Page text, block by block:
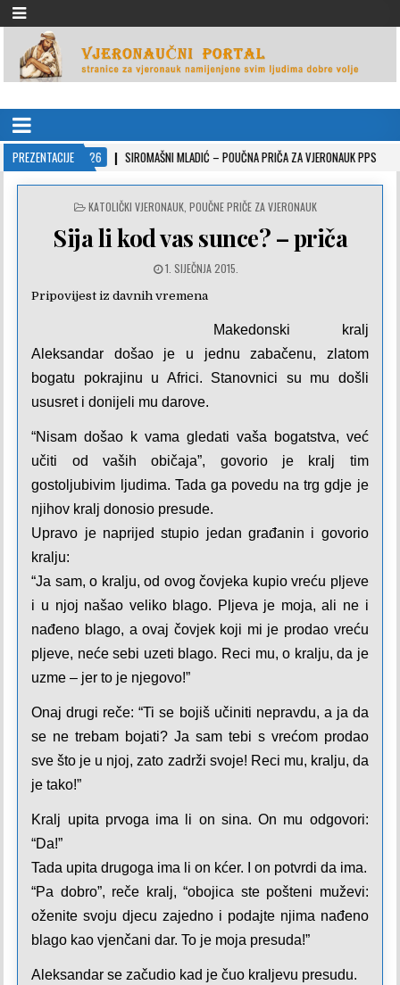
VJERONAUČNI PORTAL
PREZENTACIJE
10-26 SIROMAŠNI MLADIĆ – POUČNA PRIČA ZA VJERONAUK PPS
POSTED
KATOLIČKI VJERONAUK POUČNE PRIČE ZA VJERONAUK
Sija li kod vas sunce? – priča
1. SIJEČNJA 2015.
Pripovijest iz davnih vremena
Makedonski kralj
Aleksandar došao je u jednu zabačenu, zlatom
bogatu pokrajinu u Africi. Stanovnici su mu došli
ususret i donijeli mu darove.
“Nisam došao k vama gledati vaša bogatstva, već
učiti od vaših običaja”, govorio je kralj tim
gostoljubivim ljudima. Tada ga povedu na trg gdje je
njihov kralj donosio presude.
Upravo je naprijed stupio jedan građanin i govorio
kralju:
“Ja sam, o kralju, od ovog čovjeka kupio vreću pljeve
i u njoj našao veliko blago. Pljeva je moja, ali ne i
nađeno blago, a ovaj čovjek koji mi je prodao vreću
pljeve, neće sebi uzeti blago. Reci mu, o kralju, da je
uzme – jer to je njegovo!”
Onaj drugi reče: “Ti se bojiš učiniti nepravdu, a ja da
se ne trebam bojati? Ja sam tebi s vrećom prodao
sve što je u njoj, zato zadrži svoje! Reci mu, kralju, da
je tako!”
Kralj upita prvoga ima li on sina. On mu odgovori:
“Da!”
Tada upita drugoga ima li on kćer. I on potvrdi da ima.
“Pa dobro”, reče kralj, “obojica ste pošteni muževi:
oženite svoju djecu zajedno i podajte njima nađeno
blago kao vjenčani dar. To je moja presuda!”
Aleksandar se začudio kad je čuo kraljevu presudu.